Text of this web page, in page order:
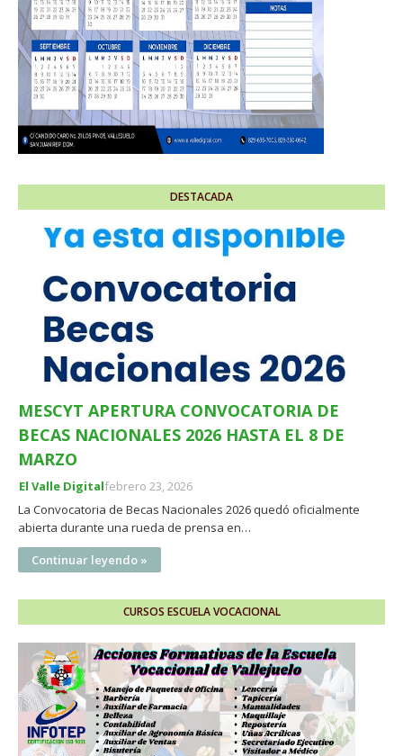
DESTACADA
MESCYT APERTURA CONVOCATORIA DE
BECAS NACIONALES 2026 HASTA EL 8 DE
MARZO
El Valle Digitalfebrero 23, 2026
La Convocatoria de Becas Nacionales 2026 quedó oficialmente
abierta durante una rueda de prensa en…
Continuar leyendo »
CURSOS ESCUELA VOCACIONAL